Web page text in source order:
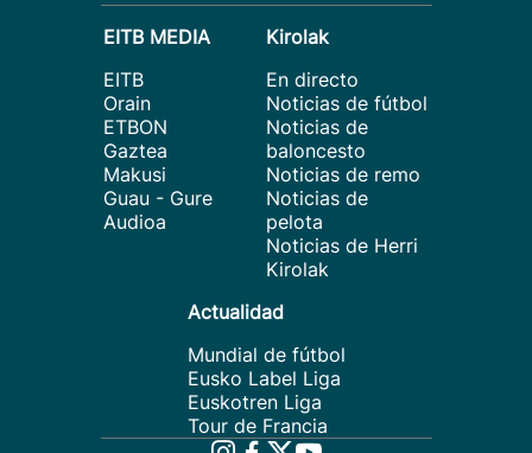
EITB MEDIA
EITB
Orain
ETBON
Gaztea
Makusi
Guau - Gure
Audioa
Kirolak
En directo
Noticias de fútbol
Noticias de
baloncesto
Noticias de remo
Noticias de
pelota
Noticias de Herri
Kirolak
Actualidad
Mundial de fútbol
Eusko Label Liga
Euskotren Liga
Tour de Francia